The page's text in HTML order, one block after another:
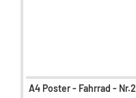
A4 Poster - Fahrrad - Nr.2